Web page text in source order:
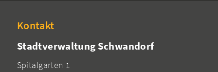
Kontakt
Stadtverwaltung Schwandorf
Spitalgarten 1